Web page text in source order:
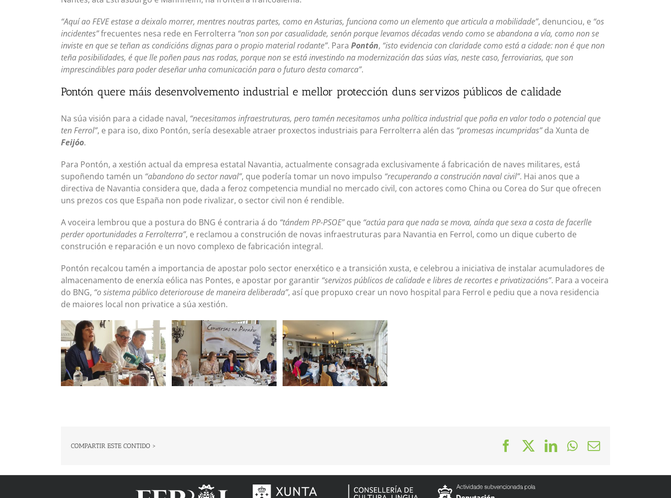
“Aquí ao FEVE estase a deixalo morrer, mentres noutras partes, como en Asturias, funciona como un elemento que articula a mobilidade”, denunciou, e “os
incidentes”frecuentes nesa rede en Ferrolterra “non son por casualidade, senón porque levamos décadas vendo como se abandona a vía, como non se
inviste en que se teñan as condicións dignas para o propio material rodante”. Para Pontón, “isto evidencia con claridade como está a cidade: non é que non
teña posibilidades, é que lle poñen paus nas rodas, porque non se está investindo na modernización das súas vías, neste caso, ferroviarias, que son
imprescindibles para poder deseñar unha comunicación para o futuro desta comarca”.
Pontón quere máis desenvolvemento industrial e mellor protección duns servizos públicos de calidade
Na súa visión para a cidade naval, “necesitamos infraestruturas, pero tamén necesitamos unha política industrial que poña en valor todo o potencial que
ten Ferrol”, e para iso, dixo Pontón, sería desexable atraer proxectos industriais para Ferrolterra alén das “promesas incumpridas”da Xunta de
Feijóo.
Para Pontón, a xestión actual da empresa estatal Navantia, actualmente consagrada exclusivamente á fabricación de naves militares, está
supoñendo tamén un “abandono do sector naval”, que podería tomar un novo impulso “recuperando a construción naval civil”. Hai anos que a
directiva de Navantia considera que, dada a feroz competencia mundial no mercado civil, con actores como China ou Corea do Sur que ofrecen
uns prezos cos que España non pode rivalizar, o sector civil non é rendible.
A voceira lembrou que a postura do BNG é contraria á do “tándem PP-PSOE”que “actúa para que nada se mova, aínda que sexa a costa de facerlle
perder oportunidades a Ferrolterra”, e reclamou a construción de novas infraestruturas para Navantia en Ferrol, como un dique cuberto de
construción e reparación e un novo complexo de fabricación integral.
Pontón recalcou tamén a importancia de apostar polo sector enerxético e a transición xusta, e celebrou a iniciativa de instalar acumuladores de
almacenamento de enerxía eólica nas Pontes, e apostar por garantir “servizos públicos de calidade e libres de recortes e privatizacións”. Para a voceira
do BNG, “o sistema público deteriorouse de maneira deliberada”, así que propuxo crear un novo hospital para Ferrol e pediu que a nova residencia
de maiores local non privatice a súa xestión.
COMPARTIR ESTE CONTIDO > FacebookLinkedIn
WhatsApp
Correo